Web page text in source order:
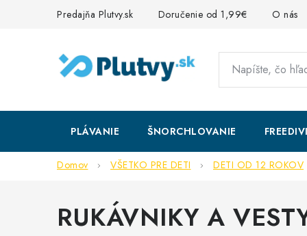
Predajňa Plutvy.sk Doručenie od 1,99€ O nás
PLÁVANIE ŠNORCHLOVANIE
Domov VŠETKO PRE DETI DETI OD 12 ROKOV
RUKÁVNIKY A